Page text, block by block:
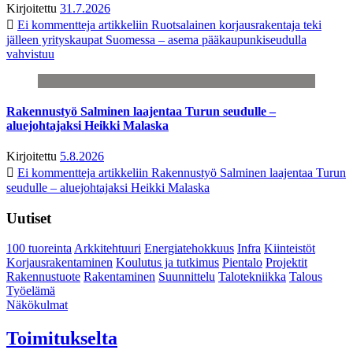
Kirjoitettu 31.7.2026
Ei kommentteja artikkeliin Ruotsalainen korjausrakentaja teki
jälleen yrityskaupat Suomessa – asema pääkaupunkiseudulla
vahvistuu
Rakennustyö Salminen laajentaa Turun seudulle –
aluejohtajaksi Heikki Malaska
Kirjoitettu 5.8.2026
Ei kommentteja artikkeliin Rakennustyö Salminen laajentaa Turun
seudulle – aluejohtajaksi Heikki Malaska
Uutiset
100 tuoreintaArkkitehtuuri Energiatehokkuus Infra Kiinteistöt
Korjausrakentaminen Koulutus ja tutkimus Pientalo Projektit
Rakennustuote Rakentaminen Suunnittelu Talotekniikka Talous
Työelämä
Näkökulmat
Toimitukselta